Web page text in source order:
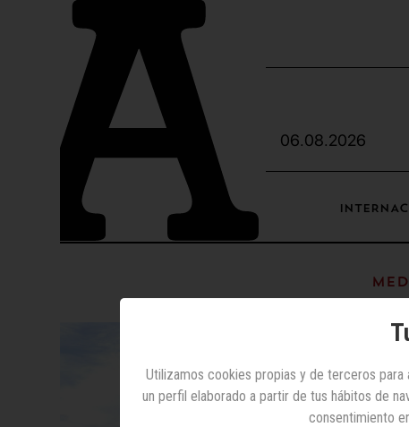
06.08.2026
Utilizamos cookies propias y de terceros
un perfil elaborado a partir de tus hábitos de
consentimiento